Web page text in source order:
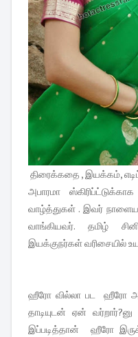
திரைக்கதை , இயக்கம்,
அபாரமா
வாழ்த்துகள் . இவர் நாளைய
வாங்கியவர். தமிழ்
இயக்குநர்கள் வரிசையில்
ஹீரோ வில்லா பட ஹீரோ
தாடியுடன் ஏன்
இப்படித்தான் ஹீரோ